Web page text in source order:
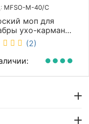
MFSO-M-40/C
моп для
ухо-карман
40 см NV MFSO-
C
(2)